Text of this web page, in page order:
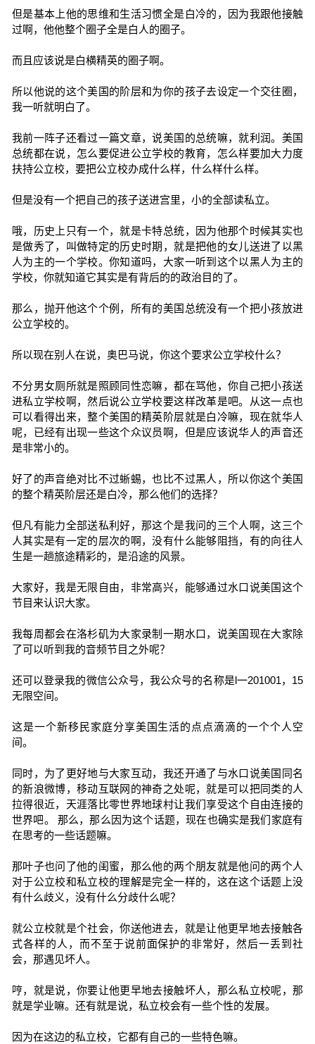
但是基本上他的思维和生活习惯全是白冷的，因为我跟他接触
过啊，他他整个圈子全是白人的圈子。
而且应该说是白横精英的圈子啊。
所以他说的这个美国的阶层和为你的孩子去设定一个交往圈，
我一听就明白了。
我前一阵子还看过一篇文章，说美国的总统嘛，就利润。美国
总统都在说，怎么要促进公立学校的教育，怎么样要加大力度
扶持公立校，要把公立校办成什么样，什么样什么样。
但是没有一个把自己的孩子送进宫里，小的全部读私立。
哦，历史上只有一个，就是卡特总统，因为他那个时候其实也
是做秀了，叫做特定的历史时期，就是把他的女儿送进了以黑
人为主的一个学校。你知道吗，大家一听到这个以黑人为主的
学校，你就知道它其实是有背后的的政治目的了。
那么，抛开他这个个例，所有的美国总统没有一个把小孩放进
公立学校的。
所以现在别人在说，奥巴马说，你这个要求公立学校什么？
不分男女厕所就是照顾同性恋嘛，都在骂他，你自己把小孩送
进私立学校啊，然后说公立学校要这样改革是吧。从这一点也
可以看得出来，整个美国的精英阶层就是白冷嘛，现在就华人
呢，已经有出现一些这个众议员啊，但是应该说华人的声音还
是非常小的。
好了的声音绝对比不过蜥蜴，也比不过黑人，所以你这个美国
的整个精英阶层还是白冷，那么他们的选择？
但凡有能力全部送私利好，那这个是我问的三个人啊，这三个
人其实是有一定的层次的啊，没有什么能够阻挡，有的向往人
生是一趟旅途精彩的，是沿途的风景。
大家好，我是无限自由，非常高兴，能够通过水口说美国这个
节目来认识大家。
我每周都会在洛杉矶为大家录制一期水口，说美国现在大家除
了可以听到我的音频节目之外呢？
还可以登录我的微信公众号，我公众号的名称是l一201001，15
无限空间。
这是一个新移民家庭分享美国生活的点点滴滴的一个个人空
间。
同时，为了更好地与大家互动，我还开通了与水口说美国同名
的新浪微博，移动互联网的神奇之处呢，就是可以把同类的人
拉得很近，天涯落比零世界地球村让我们享受这个自由连接的
世界吧。 那么，那么因为这个话题，现在也确实是我们家庭有
在思考的一些话题嘛。
那叶子也问了他的闺蜜，那么他的两个朋友就是他问的两个人
对于公立校和私立校的理解是完全一样的，这在这个话题上没
有什么歧义，没有什么分歧什么呢？
就公立校就是个社会，你送他进去，就是让他更早地去接触各
式各样的人，而不至于说前面保护的非常好，然后一丢到社
会，那遇见坏人。
哼，就是说，你要让他更早地去接触坏人，那么私立校呢，那
就是学业嘛。还有就是说，私立校会有一些个性的发展。
因为在这边的私立校，它都有自己的一些特色嘛。